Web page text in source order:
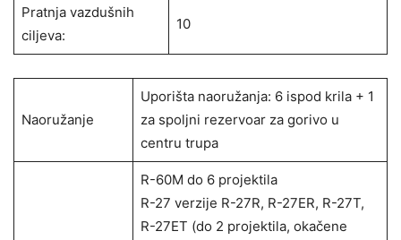
Pratnja vazdušnih
ciljeva:
10
Naoružanje
Uporišta naoružanja: 6 ispod krila + 1
za spoljni rezervoar za gorivo u
centru trupa
R-60M do 6 projektila
R-27 verzije R-27R, R-27ER, R-27T,
R-27ET (do 2 projektila, okačene